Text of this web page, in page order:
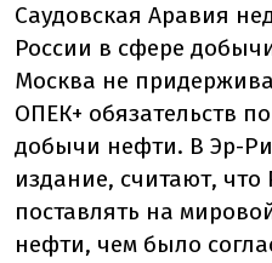
Саудовская Аравия
России в сфере
Москва не
ОПЕК+ обязательств
добычи нефти. В Эр-
издание, считают,
поставлять на
нефти, чем было